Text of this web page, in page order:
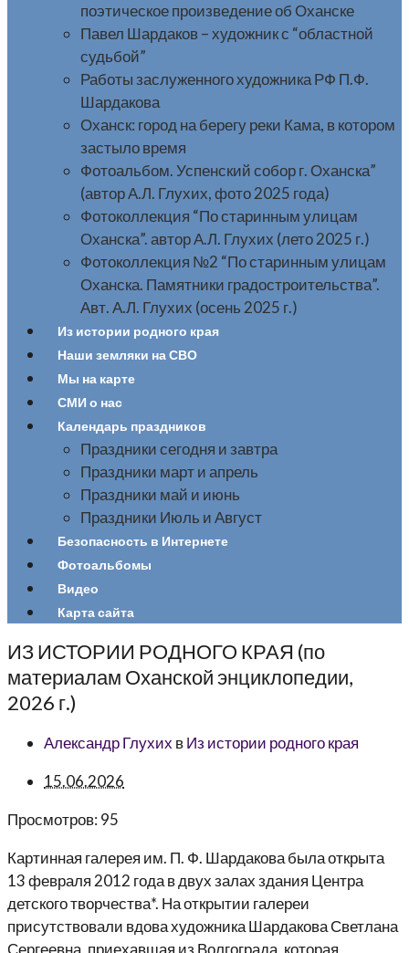
поэтическое произведение об Оханске
Павел Шардаков – художник с “областной
судьбой”
Работы заслуженного художника РФ П.Ф.
Шардакова
Оханск: город на берегу реки Кама, в котором
застыло время
Фотоальбом. Успенский собор г. Оханска”
(автор А.Л. Глухих, фото 2025 года)
Фотоколлекция “По старинным улицам
Оханска”. автор А.Л. Глухих (лето 2025 г.)
Фотоколлекция №2 “По старинным улицам
Оханска. Памятники градостроительства”.
Авт. А.Л. Глухих (осень 2025 г.)
Из истории родного края
Наши земляки на СВО
Мы на карте
СМИ о нас
Календарь праздников
Праздники сегодня и завтра
Праздники март и апрель
Праздники май и июнь
Праздники Июль и Август
Безопасность в Интернете
Фотоальбомы
Видео
Карта сайта
ИЗ ИСТОРИИ РОДНОГО КРАЯ (по
материалам Оханской энциклопедии,
2026 г.)
Александр Глухих вИз истории родного края
15.06.2026
Просмотров: 95
Картинная галерея им. П. Ф. Шардакова была открыта
13 февраля 2012 года в двух залах здания Центра
детского творчества*. На открытии галереи
присутствовали вдова художника Шардакова Светлана
Сергеевна, приехавшая из Волгограда, которая